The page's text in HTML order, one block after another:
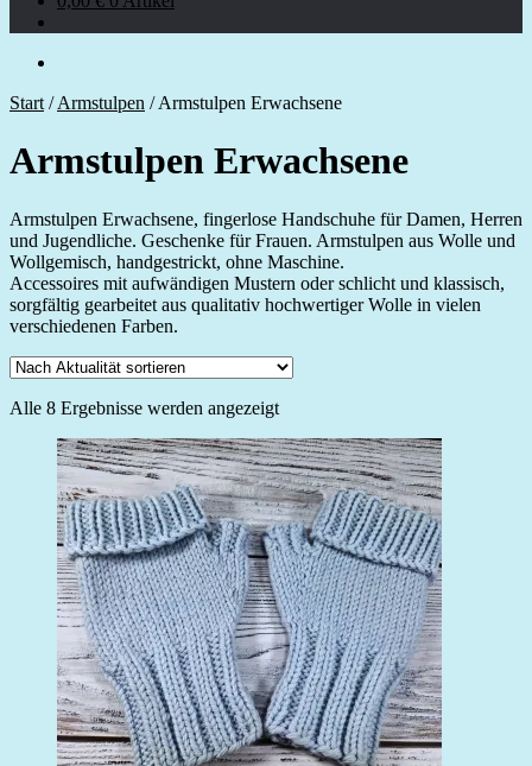
Start /Armstulpen /Armstulpen Erwachsene
Armstulpen Erwachsene
Armstulpen Erwachsene, fingerlose Handschuhe für Damen, Herren
und Jugendliche. Geschenke für Frauen. Armstulpen aus Wolle und
Wollgemisch, handgestrickt, ohne Maschine.
Accessoires mit aufwändigen Mustern oder schlicht und klassisch,
sorgfältig gearbeitet aus qualitativ hochwertiger Wolle in vielen
verschiedenen Farben.
Alle 8 Ergebnisse werden angezeigtNach
sortiert